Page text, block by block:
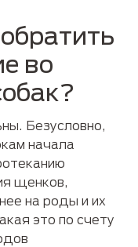
во
Безусловно,
начала
щенков,
на роды и их
это по счету